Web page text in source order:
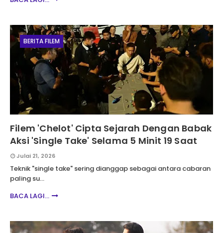
BERITA FILEM
Filem 'Chelot' Cipta Sejarah Dengan Babak
Aksi 'Single Take' Selama 5 Minit 19 Saat
Julai 21, 2026
Teknik "single take" sering dianggap sebagai antara cabaran
paling su…
BACA LAGI...